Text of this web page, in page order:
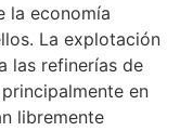
la economía
La explotación
las refinerías de
en
libremente